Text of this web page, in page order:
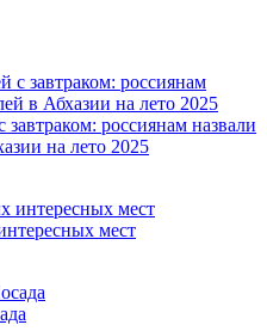
россиянам назвали
на лето 2025
мест